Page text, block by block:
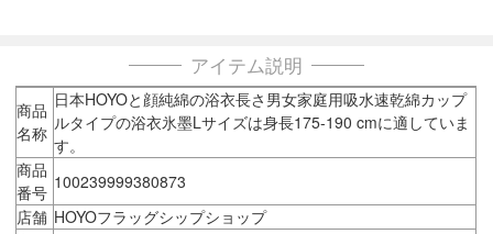
アイテム説明
商品
名称
日本HOYOと顔純綿の浴衣長さ男女家庭用吸水速乾綿カップ
ルタイプの浴衣氷墨Lサイズは身長175-190 cmに適していま
す。
商品
番号 100239999380873
店舗 HOYOフラッグシップショップ